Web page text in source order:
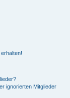
ignorierten Mitglieder